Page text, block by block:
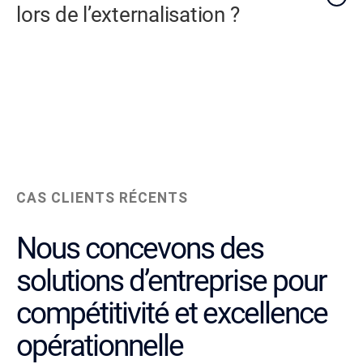
lors de l’externalisation ?
CAS CLIENTS RÉCENTS
Nous concevons des
solutions d’entreprise pour
compétitivité et excellence
opérationnelle